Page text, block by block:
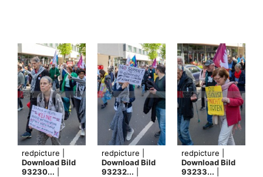
redpicture |
Download Bild
93230...
redpicture |
Download Bild
93232...
redpicture |
Download Bild
93233...